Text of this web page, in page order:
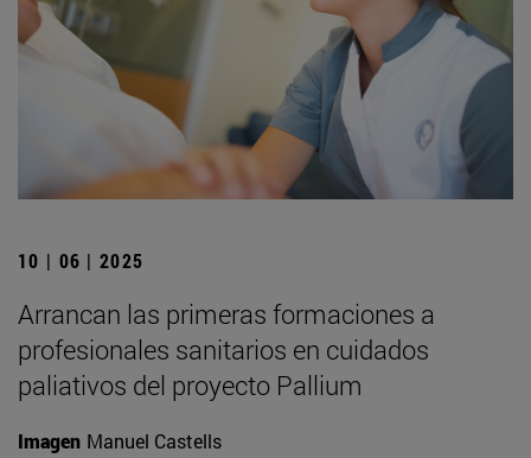
10 | 06 | 2025
Arrancan las primeras formaciones a
profesionales sanitarios en cuidados
paliativos del proyecto Pallium
Imagen Manuel Castells